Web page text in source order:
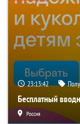
23:13:41
Бесплатный
Россия